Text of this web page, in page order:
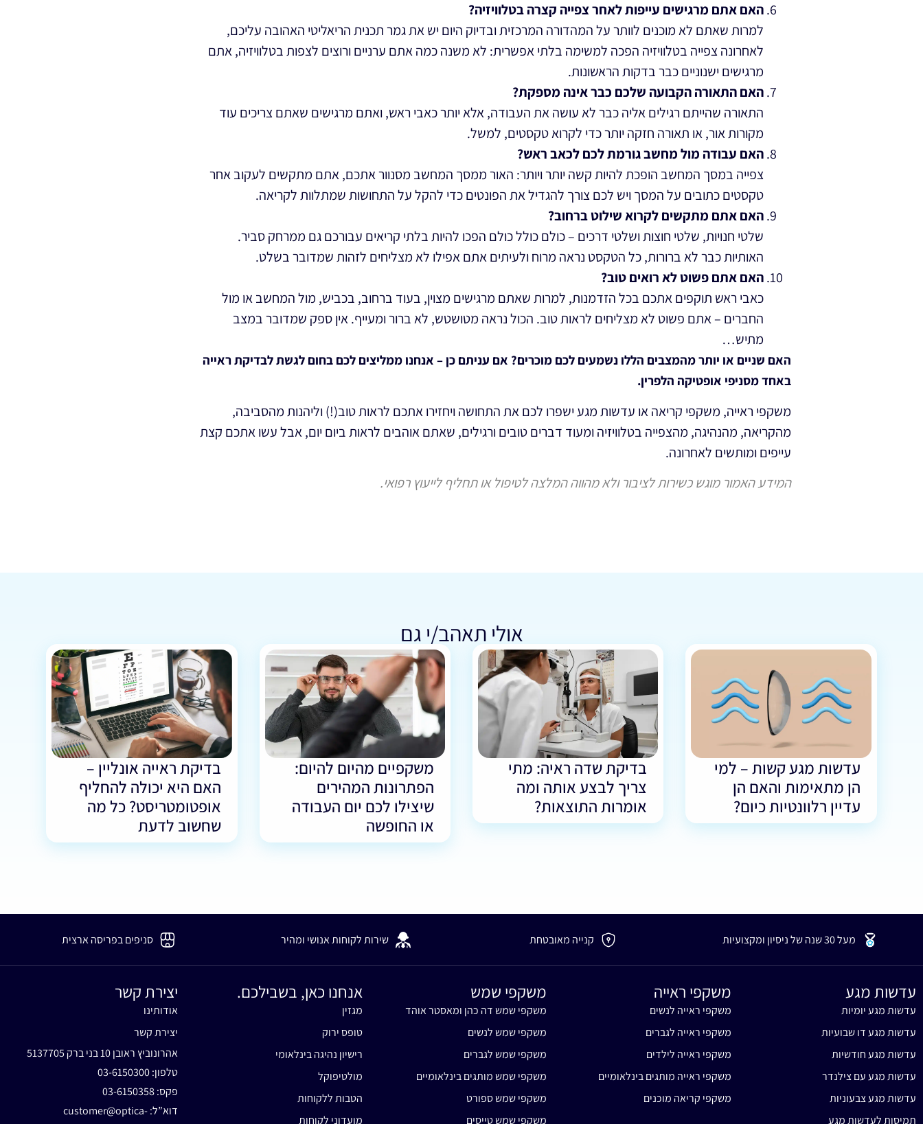
האם אתם מרגישים עייפות לאחר צפייה קצרה בטלוויזיה?
למרות שאתם לא מוכנים לוותר על המהדורה המרכזית ובדיוק היום יש את גמר תכנית הריאליטי האהובה עליכם,
לאחרונה צפייה בטלוויזיה הפכה למשימה בלתי אפשרית: לא משנה כמה אתם ערניים ורוצים לצפות בטלוויזיה, אתם
מרגישים ישנוניים כבר בדקות הראשונות.
האם התאורה הקבועה שלכם כבר אינה מספקת?
התאורה שהייתם רגילים אליה כבר לא עושה את העבודה, אלא יותר כאבי ראש, ואתם מרגישים שאתם צריכים עוד
מקורות אור, או תאורה חזקה יותר כדי לקרוא טקסטים, למשל.
האם עבודה מול מחשב גורמת לכם לכאב ראש?
צפייה במסך המחשב הופכת להיות קשה יותר ויותר: האור ממסך המחשב מסנוור אתכם, אתם מתקשים לעקוב אחר
טקסטים כתובים על המסך ויש לכם צורך להגדיל את הפונטים כדי להקל על התחושות שמתלוות לקריאה.
האם אתם מתקשים לקרוא שילוט ברחוב?
שלטי חנויות, שלטי חוצות ושלטי דרכים – כולם כולל כולם הפכו להיות בלתי קריאים עבורכם גם ממרחק סביר.
האותיות כבר לא ברורות, כל הטקסט נראה מרוח ולעיתים אתם אפילו לא מצליחים לזהות שמדובר בשלט.
האם אתם פשוט לא רואים טוב?
כאבי ראש תוקפים אתכם בכל הזדמנות, למרות שאתם מרגישים מצוין, בעוד ברחוב, בכביש, מול המחשב או מול
החברים – אתם פשוט לא מצליחים לראות טוב. הכול נראה מטושטש, לא ברור ומעייף. אין ספק שמדובר במצב
מתיש…
האם שניים או יותר מהמצבים הללו נשמעים לכם מוכרים? אם עניתם כן – אנחנו ממליצים לכם בחום לגשת לבדיקת ראייה
באחד מסניפי אופטיקה הלפרין.
משקפי ראייה, משקפי קריאה או עדשות מגע ישפרו לכם את התחושה ויחזירו אתכם לראות טוב(!) וליהנות מהסביבה,
מהקריאה, מהנהיגה, מהצפייה בטלוויזיה ומעוד דברים טובים ורגילים, שאתם אוהבים לראות ביום יום, אבל עשו אתכם קצת
עייפים ומותשים לאחרונה.
המידע האמור מוגש כשירות לציבור ולא מהווה המלצה לטיפול או תחליף לייעוץ רפואי.
אולי תאהב/י גם
עדשות מגע קשות – למי
הן מתאימות והאם הן
עדיין רלוונטיות כיום?
בדיקת שדה ראיה: מתי
צריך לבצע אותה ומה
אומרות התוצאות?
משקפיים מהיום להיום:
הפתרונות המהירים
שיצילו לכם יום העבודה
או החופשה
בדיקת ראייה אונליין –
האם היא יכולה להחליף
אופטומטריסט? כל מה
שחשוב לדעת
מעל 30 שנה של ניסיון ומקצועיות קנייה מאובטחת שירות לקוחות אנושי ומהיר סניפים בפריסה ארצית
עדשות מגע
עדשות מגע יומיות
עדשות מגע דו שבועיות
עדשות מגע חודשיות
עדשות מגע עם צילנדר
עדשות מגע צבעוניות
תמיסות לעדשות מגע
משקפי ראייה
משקפי ראייה לנשים
משקפי ראייה לגברים
משקפי ראייה לילדים
משקפי ראייה מותגים בינלאומיים
משקפי קריאה מוכנים
משקפי שמש
משקפי שמש דה כהן ומאסטר אוהד
משקפי שמש לנשים
משקפי שמש לגברים
משקפי שמש מותגים בינלאומיים
משקפי שמש ספורט
משקפי שמש טייסים
אנחנו כאן, בשבילכם.
מגזין
טופס ירוק
רישיון נהיגה בינלאומי
מולטיפוקל
הטבות ללקוחות
מועדוני לקוחות
יצירת קשר
אודותינו
יצירת קשר
אהרונוביץ ראובן 10 בני ברק 5137705
טלפון:03-6150300
פקס: 03-6150358
דוא”ל:customer@optica-